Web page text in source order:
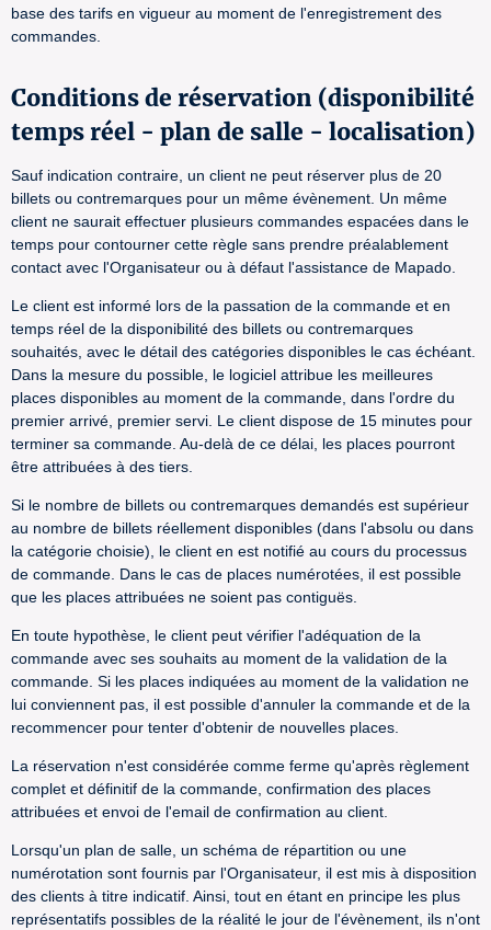
base des tarifs en vigueur au moment de l'enregistrement des
commandes.
Conditions de réservation (disponibilité
temps réel - plan de salle - localisation)
Sauf indication contraire, un client ne peut réserver plus de 20
billets ou contremarques pour un même évènement. Un même
client ne saurait effectuer plusieurs commandes espacées dans le
temps pour contourner cette règle sans prendre préalablement
contact avec l'Organisateur ou à défaut l'assistance de Mapado.
Le client est informé lors de la passation de la commande et en
temps réel de la disponibilité des billets ou contremarques
souhaités, avec le détail des catégories disponibles le cas échéant.
Dans la mesure du possible, le logiciel attribue les meilleures
places disponibles au moment de la commande, dans l'ordre du
premier arrivé, premier servi. Le client dispose de 15 minutes pour
terminer sa commande. Au-delà de ce délai, les places pourront
être attribuées à des tiers.
Si le nombre de billets ou contremarques demandés est supérieur
au nombre de billets réellement disponibles (dans l'absolu ou dans
la catégorie choisie), le client en est notifié au cours du processus
de commande. Dans le cas de places numérotées, il est possible
que les places attribuées ne soient pas contiguës.
En toute hypothèse, le client peut vérifier l'adéquation de la
commande avec ses souhaits au moment de la validation de la
commande. Si les places indiquées au moment de la validation ne
lui conviennent pas, il est possible d'annuler la commande et de la
recommencer pour tenter d'obtenir de nouvelles places.
La réservation n'est considérée comme ferme qu'après règlement
complet et définitif de la commande, confirmation des places
attribuées et envoi de l'email de confirmation au client.
Lorsqu'un plan de salle, un schéma de répartition ou une
numérotation sont fournis par l'Organisateur, il est mis à disposition
des clients à titre indicatif. Ainsi, tout en étant en principe les plus
représentatifs possibles de la réalité le jour de l'évènement, ils n'ont